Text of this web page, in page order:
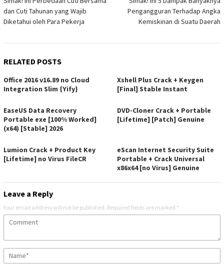
navigation
dan Cuti Tahunan yang Wajib
Diketahui oleh Para Pekerja
Pengangguran Terhadap Angka
Kemiskinan di Suatu Daerah
RELATED POSTS
Office 2016 v16.89 no Cloud
Integration Slim {Yify}
Xshell Plus Crack + Keygen
[Final] Stable Instant
EaseUS Data Recovery
Portable exe [100% Worked]
(x64) [Stable] 2026
DVD-Cloner Crack + Portable
[Lifetime] [Patch] Genuine
Lumion Crack + Product Key
[Lifetime] no Virus FileCR
eScan Internet Security Suite
Portable + Crack Universal
x86x64 [no Virus] Genuine
Leave a Reply
Your email address will not be published. Required fields are marked *